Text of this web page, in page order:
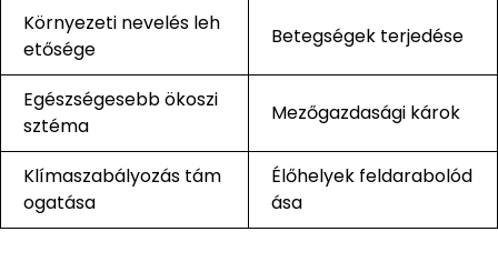
Környezeti nevelés leh
etősége
Betegségek terjedése
Egészségesebb ökoszi
sztéma
Mezőgazdasági károk
Klímaszabályozás tám
ogatása
Élőhelyek feldarabolód
ása